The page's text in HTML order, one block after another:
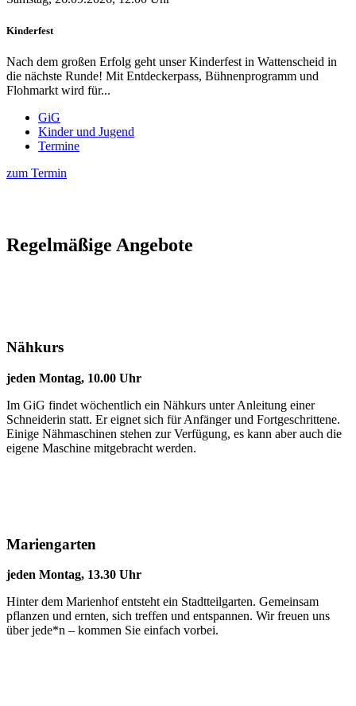
Kinderfest
Nach dem großen Erfolg geht unser Kinderfest in Wattenscheid in
die nächste Runde! Mit Entdeckerpass, Bühnenprogramm und
Flohmarkt wird für...
GiG
Kinder und Jugend
Termine
zum Termin
Regelmäßige Angebote
Nähkurs
jeden Montag, 10.00 Uhr
Im GiG findet wöchentlich ein Nähkurs unter Anleitung einer
Schneiderin statt. Er eignet sich für Anfänger und Fortgeschrittene.
Einige Nähmaschinen stehen zur Verfügung, es kann aber auch die
eigene Maschine mitgebracht werden.
Mariengarten
jeden Montag, 13.30 Uhr
Hinter dem Marienhof entsteht ein Stadtteilgarten. Gemeinsam
pflanzen und ernten, sich treffen und entspannen. Wir freuen uns
über jede*n – kommen Sie einfach vorbei.